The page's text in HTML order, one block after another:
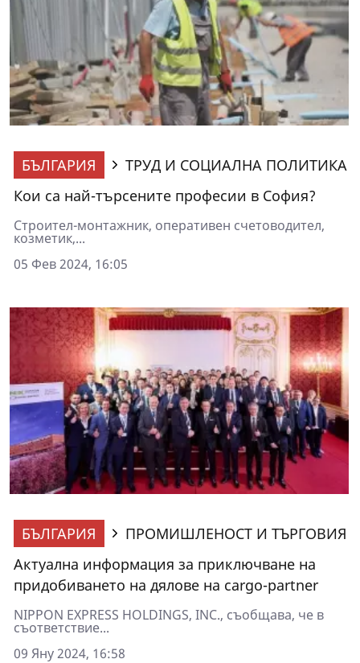
БЪЛГАРИЯ
ТРУД И СОЦИАЛНА ПОЛИТИКА
Кои са най-търсените професии в София?
Строител-монтажник, оперативен счетоводител,
козметик,...
05 Фев 2024, 16:05
БЪЛГАРИЯ
ПРОМИШЛЕНОСТ И ТЪРГОВИЯ
Актуална информация за приключване на
придобиването на дялове на cargo-partner
NIPPON EXPRESS HOLDINGS, INC., съобщава, че в
съответствие...
09 Яну 2024, 16:58